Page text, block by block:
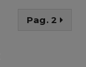
Pag. 2